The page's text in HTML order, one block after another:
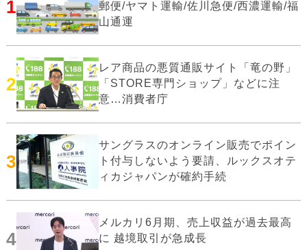
1
郵便/ヤマト運輸/佐川急便/西濃運輸/福
山通運
2
レア商品の悪質通販サイト「竜の野」
「STORE専門ショップ」などに注
意…消費者庁
3
サングラスのオンライン販売でポイン
ト付与しないよう要請、ルックスオテ
ィカジャパンが確約手続
4
メルカリ6月期、売上収益が過去最高
に 越境取引が急成長